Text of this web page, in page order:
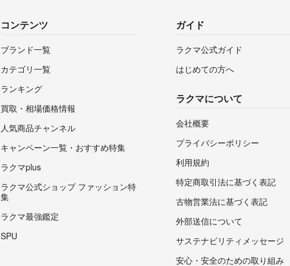
コンテンツ
ブランド一覧
カテゴリ一覧
ランキング
買取・相場価格情報
人気商品チャンネル
キャンペーン一覧・おすすめ特集
ラクマplus
ラクマ公式ショップ ファッション特
集
ラクマ最強鑑定
SPU
ガイド
ラクマ公式ガイド
はじめての方へ
ラクマについて
会社概要
プライバシーポリシー
利用規約
特定商取引法に基づく表記
古物営業法に基づく表記
外部送信について
サステナビリティメッセージ
安心・安全のための取り組み